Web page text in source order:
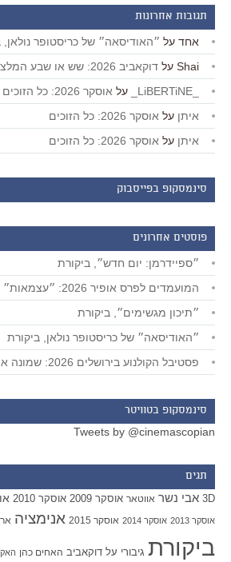
תגובות אחרונות
אחד על ״האודיסאה״ של כריסטופר נולאן,
Shai על דוקאביב 2026: שש או שבע המלצות
על אוסקר 2026: כל הזוכים
איתן על אוסקר 2026: כל הזוכים
איתן על אוסקר 2026: כל הזוכים
סינמסקופ בפייסבוק
פוסטים אחרונים
״ספיידרמן: יום חדש״, ביקורת
המועמדים לפרס אופיר 2026: ״עצמאות״ מוביל
״תיכון מגשימים״, ביקורת
״האודיסאה״ של כריסטופר נולאן, ביקורת
פסטיבל הקולנוע בירושלים 2026: שמונה או תשע המלצות
סינמסקופ בטוויטר
Tweets by @cinemascopian
תגים
3D אבי נשר אווטאר אוסקר 2009 אוסקר 2010
אוסקר 2013 אוסקר 2014 אוסקר 2015 אנימציה
ביקורת גיבורי על דוקאביב האחים כהן